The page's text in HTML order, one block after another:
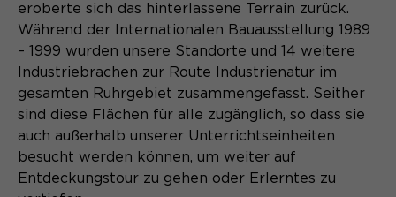
eroberte sich das hinterlassene Terrain zurück.
Während der Internationalen Bauausstellung 1989
– 1999 wurden unsere Standorte und 14 weitere
Industriebrachen zur Route Industrienatur im
gesamten Ruhrgebiet zusammengefasst. Seither
sind diese Flächen für alle zugänglich, so dass sie
auch außerhalb unserer Unterrichtseinheiten
besucht werden können, um weiter auf
Entdeckungstour zu gehen oder Erlerntes zu